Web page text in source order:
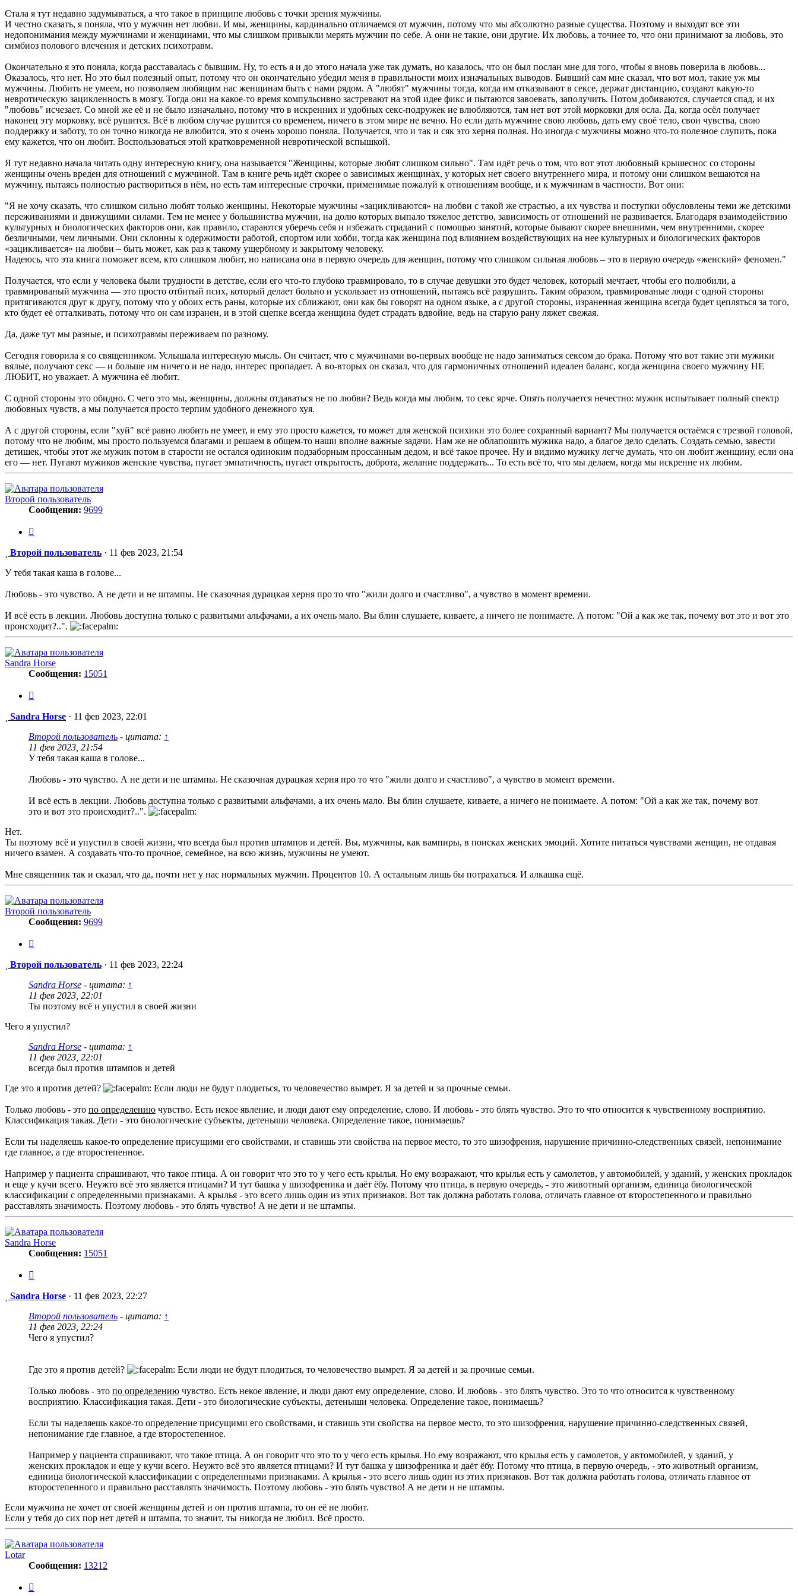
Стала я тут недавно задумываться, а что такое в принципе любовь с точки зрения мужчины.
И честно сказать, я поняла, что у мужчин нет любви. И мы, женщины, кардинально отличаемся от мужчин, потому что мы абсолютно разные существа. Поэтому и выходят все эти
недопонимания между мужчинами и женщинами, что мы слишком привыкли мерять мужчин по себе. А они не такие, они другие. Их любовь, а точнее то, что они принимают за любовь, это
симбиоз полового влечения и детских психотравм.
Окончательно я это поняла, когда расставалась с бывшим. Ну, то есть я и до этого начала уже так думать, но казалось, что он был послан мне для того, чтобы я вновь поверила в любовь...
Оказалось, что нет. Но это был полезный опыт, потому что он окончательно убедил меня в правильности моих изначальных выводов. Бывший сам мне сказал, что вот мол, такие уж мы
мужчины. Любить не умеем, но позволяем любящим нас женщинам быть с нами рядом. А "любят" мужчины тогда, когда им отказывают в сексе, держат дистанцию, создают какую-то
невротическую зацикленность в мозгу. Тогда они на какое-то время компульсивно застревают на этой идее фикс и пытаются завоевать, заполучить. Потом добиваются, случается спад, и их
"любовь" исчезает. Со мной же её и не было изначально, потому что в искренних и удобных секс-подружек не влюбляются, там нет вот этой морковки для осла. Да, когда осёл получает
наконец эту морковку, всё рушится. Всё в любом случае рушится со временем, ничего в этом мире не вечно. Но если дать мужчине свою любовь, дать ему своё тело, свои чувства, свою
поддержку и заботу, то он точно никогда не влюбится, это я очень хорошо поняла. Получается, что и так и сяк это херня полная. Но иногда с мужчины можно что-то полезное слупить, пока
ему кажется, что он любит. Воспользоваться этой кратковременной невротической вспышкой.
Я тут недавно начала читать одну интересную книгу, она называется "Женщины, которые любят слишком сильно". Там идёт речь о том, что вот этот любовный крышеснос со стороны
женщины очень вреден для отношений с мужчиной. Там в книге речь идёт скорее о зависимых женщинах, у которых нет своего внутреннего мира, и потому они слишком вешаются на
мужчину, пытаясь полностью раствориться в нём, но есть там интересные строчки, применимые пожалуй к отношениям вообще, и к мужчинам в частности. Вот они:
"Я не хочу сказать, что слишком сильно любят только женщины. Некоторые мужчины «зацикливаются» на любви с такой же страстью, а их чувства и поступки обусловлены теми же детскими
переживаниями и движущими силами. Тем не менее у большинства мужчин, на долю которых выпало тяжелое детство, зависимость от отношений не развивается. Благодаря взаимодействию
культурных и биологических факторов они, как правило, стараются уберечь себя и избежать страданий с помощью занятий, которые бывают скорее внешними, чем внутренними, скорее
безличными, чем личными. Они склонны к одержимости работой, спортом или хобби, тогда как женщина под влиянием воздействующих на нее культурных и биологических факторов
«зацикливается» на любви – быть может, как раз к такому ущербному и закрытому человеку.
Надеюсь, что эта книга поможет всем, кто слишком любит, но написана она в первую очередь для женщин, потому что слишком сильная любовь – это в первую очередь «женский» феномен."
Получается, что если у человека были трудности в детстве, если его что-то глубоко травмировало, то в случае девушки это будет человек, который мечтает, чтобы его полюбили, а
травмированый мужчина — это просто отбитый псих, который делает больно и ускользает из отношений, пытаясь всё разрушить. Таким образом, травмированые люди с одной стороны
притягиваются друг к другу, потому что у обоих есть раны, которые их сближают, они как бы говорят на одном языке, а с другой стороны, израненная женщина всегда будет цепляться за того,
кто будет её отталкивать, потому что он сам изранен, и в этой сцепке всегда женщина будет страдать вдвойне, ведь на старую рану ляжет свежая.
Да, даже тут мы разные, и психотравмы переживаем по разному.
Сегодня говорила я со священником. Услышала интересную мысль. Он считает, что с мужчинами во-первых вообще не надо заниматься сексом до брака. Потому что вот такие эти мужики
вялые, получают секс — и больше им ничего и не надо, интерес пропадает. А во-вторых он сказал, что для гармоничных отношений идеален баланс, когда женщина своего мужчину НЕ
ЛЮБИТ, но уважает. А мужчина её любит.
С одной стороны это обидно. С чего это мы, женщины, должны отдаваться не по любви? Ведь когда мы любим, то секс ярче. Опять получается нечестно: мужик испытывает полный спектр
любовных чувств, а мы получается просто терпим удобного денежного хуя.
А с другой стороны, если "хуй" всё равно любить не умеет, и ему это просто кажется, то может для женской психики это более сохранный вариант? Мы получается остаёмся с трезвой головой,
потому что не любим, мы просто пользуемся благами и решаем в общем-то наши вполне важные задачи. Нам же не облапошить мужика надо, а благое дело сделать. Создать семью, завести
детишек, чтобы этот же мужик потом в старости не остался одиноким подзаборным проссанным дедом, и всё такое прочее. Ну и видимо мужику легче думать, что он любит женщину, если она
его — нет. Пугают мужиков женские чувства, пугает эмпатичность, пугает открытость, доброта, желание поддержать... То есть всё то, что мы делаем, когда мы искренне их любим.
Второй пользователь
Сообщения: 9699
Сообщение
Второй пользователь · 11 фев 2023, 21:54
У тебя такая каша в голове...
Любовь - это чувство. А не дети и не штампы. Не сказочная дурацкая херня про то что "жили долго и счастливо", а чувство в момент времени.
И всё есть в лекции. Любовь доступна только с развитыми альфачами, а их очень мало. Вы блин слушаете, киваете, а ничего не понимаете. А потом: "Ой а как же так, почему вот это и вот это
происходит?..".
Sandra Horse
Сообщения: 15051
Сообщение
Sandra Horse · 11 фев 2023, 22:01
Второй пользователь - цитата: ↑
11 фев 2023, 21:54
У тебя такая каша в голове...
Любовь - это чувство. А не дети и не штампы. Не сказочная дурацкая херня про то что "жили долго и счастливо", а чувство в момент времени.
И всё есть в лекции. Любовь доступна только с развитыми альфачами, а их очень мало. Вы блин слушаете, киваете, а ничего не понимаете. А потом: "Ой а как же так, почему вот
это и вот это происходит?..".
Нет.
Ты поэтому всё и упустил в своей жизни, что всегда был против штампов и детей. Вы, мужчины, как вампиры, в поисках женских эмоций. Хотите питаться чувствами женщин, не отдавая
ничего взамен. А создавать что-то прочное, семейное, на всю жизнь, мужчины не умеют.
Мне священник так и сказал, что да, почти нет у нас нормальных мужчин. Процентов 10. А остальным лишь бы потрахаться. И алкашка ещё.
Второй пользователь
Сообщения: 9699
Сообщение
Второй пользователь · 11 фев 2023, 22:24
Sandra Horse - цитата: ↑
11 фев 2023, 22:01
Ты поэтому всё и упустил в своей жизни
Чего я упустил?
Sandra Horse - цитата: ↑
11 фев 2023, 22:01
всегда был против штампов и детей
Где это я против детей?
Если люди не будут плодиться, то человечество вымрет. Я за детей и за прочные семьи.
Только любовь - это по определению чувство. Есть некое явление, и люди дают ему определение, слово. И любовь - это блять чувство. Это то что относится к чувственному восприятию.
Классификация такая. Дети - это биологические субъекты, детеныши человека. Определение такое, понимаешь?
Если ты наделяешь какое-то определение присущими его свойствами, и ставишь эти свойства на первое место, то это шизофрения, нарушение причинно-следственных связей, непонимание
где главное, а где второстепенное.
Например у пациента спрашивают, что такое птица. А он говорит что это то у чего есть крылья. Но ему возражают, что крылья есть у самолетов, у автомобилей, у зданий, у женских прокладок
и еще у кучи всего. Неужто всё это является птицами? И тут башка у шизофреника и даёт ёбу. Потому что птица, в первую очередь, - это животный организм, единица биологической
классификации с определенными признаками. А крылья - это всего лишь один из этих признаков. Вот так должна работать голова, отличать главное от второстепенного и правильно
расставлять значимость. Поэтому любовь - это блять чувство! А не дети и не штампы.
Sandra Horse
Сообщения: 15051
Сообщение
Sandra Horse · 11 фев 2023, 22:27
Второй пользователь - цитата: ↑
11 фев 2023, 22:24
Чего я упустил?
Где это я против детей? Если люди не будут плодиться, то человечество вымрет. Я за детей и за прочные семьи.
Только любовь - это по определению чувство. Есть некое явление, и люди дают ему определение, слово. И любовь - это блять чувство. Это то что относится к чувственному
восприятию. Классификация такая. Дети - это биологические субъекты, детеныши человека. Определение такое, понимаешь?
Если ты наделяешь какое-то определение присущими его свойствами, и ставишь эти свойства на первое место, то это шизофрения, нарушение причинно-следственных связей,
непонимание где главное, а где второстепенное.
Например у пациента спрашивают, что такое птица. А он говорит что это то у чего есть крылья. Но ему возражают, что крылья есть у самолетов, у автомобилей, у зданий, у
женских прокладок и еще у кучи всего. Неужто всё это является птицами? И тут башка у шизофреника и даёт ёбу. Потому что птица, в первую очередь, - это животный организм,
единица биологической классификации с определенными признаками. А крылья - это всего лишь один из этих признаков. Вот так должна работать голова, отличать главное от
второстепенного и правильно расставлять значимость. Поэтому любовь - это блять чувство! А не дети и не штампы.
Если мужчина не хочет от своей женщины детей и он против штампа, то он её не любит.
Если у тебя до сих пор нет детей и штампа, то значит, ты никогда не любил. Всё просто.
Lotar
Сообщения: 13212